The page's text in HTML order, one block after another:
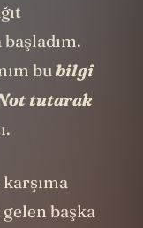
bubilgi
tutarak
başka